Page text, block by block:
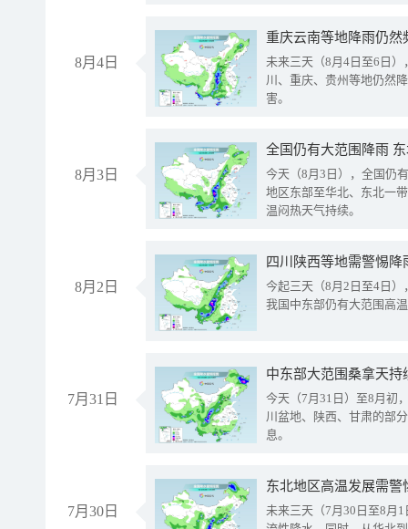
8月4日
重庆云南等地降雨仍然
未来三天（8月4日至6日
川、重庆、贵州等地仍然
害。
8月3日
全国仍有大范围降雨
今天（8月3日），全国仍
地区东部至华北、东北一
温闷热天气持续。
8月2日
今起三天（8月2日至4日
我国中东部仍有大范围高
7月31日
中东部大范围桑拿天
今天（7月31日）至8月初
川盆地、陕西、甘肃的部
息。
7月30日
东北地区高温发展需
未来三天（7月30日至8月